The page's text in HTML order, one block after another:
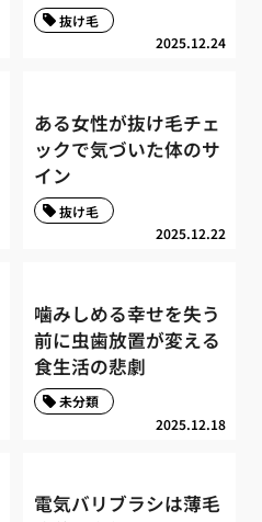
2025.12.24
抜け毛
ある女性が抜け毛チェ
ックで気づいた体のサ
イン
2025.12.22
抜け毛
噛みしめる幸せを失う
前に虫歯放置が変える
食生活の悲劇
2025.12.18
未分類
電気バリブラシは薄毛